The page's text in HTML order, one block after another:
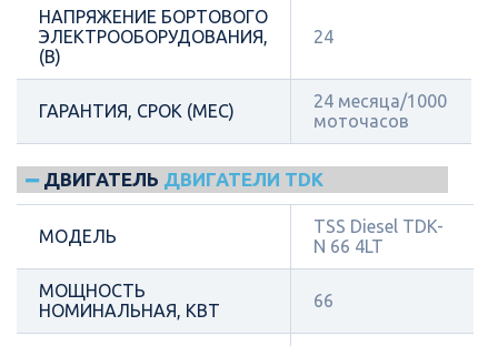
НАПРЯЖЕНИЕ БОРТОВОГО
ЭЛЕКТРООБОРУДОВАНИЯ,
(В)
24
ГАРАНТИЯ, СРОК (МЕС)
24 месяца/1000
моточасов
ДВИГАТЕЛЬ ДВИГАТЕЛИ TDK
МОДЕЛЬ
TSS Diesel TDK-
N 66 4LT
МОЩНОСТЬ
НОМИНАЛЬНАЯ, КВТ
66